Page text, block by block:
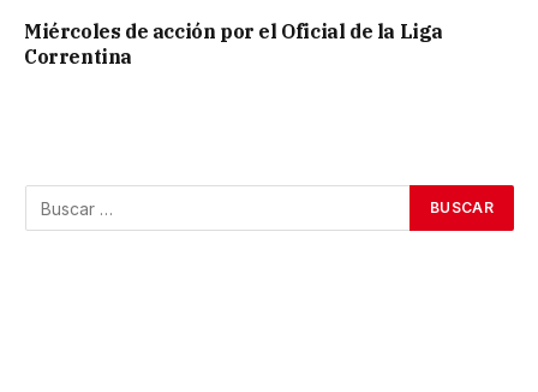
Miércoles de acción por el Oficial de la Liga
Correntina